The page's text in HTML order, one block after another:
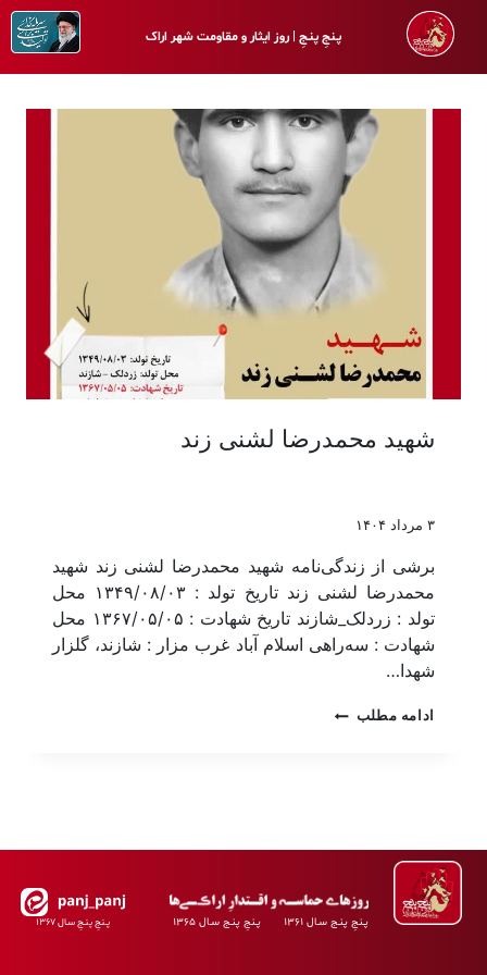
پـنجِ پنـجِ | روز ایثار و مقاومت شهر اراک
شهید محمد‌رضا لشنی زند
۳ مرداد ۱۴۰۴
برشی از زندگی‌نامه شهید محمد‌رضا لشنی زند شهید
محمد‌رضا لشنی زند تاریخ تولد : ۱۳۴۹/۰۸/۰۳ محل
تولد : زردلک_شازند تاریخ شهادت : ۱۳۶۷/۰۵/۰۵ محل
شهادت : سه‌راهی اسلام آباد غرب مزار : شازند، گلزار
شهدا…
ادامه مطلب
پـنجِ پنـج سـال ۱۳۶۱ پـنجِ پنـج سـال ۱۳۶۵ پـنجِ پنـجِ سـال ۱۳۶۷